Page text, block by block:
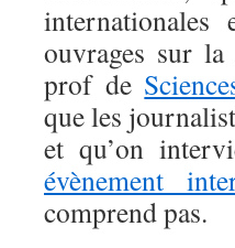
ouvrages sur la
prof de
que les
et qu’on
évènement
comprend pas.